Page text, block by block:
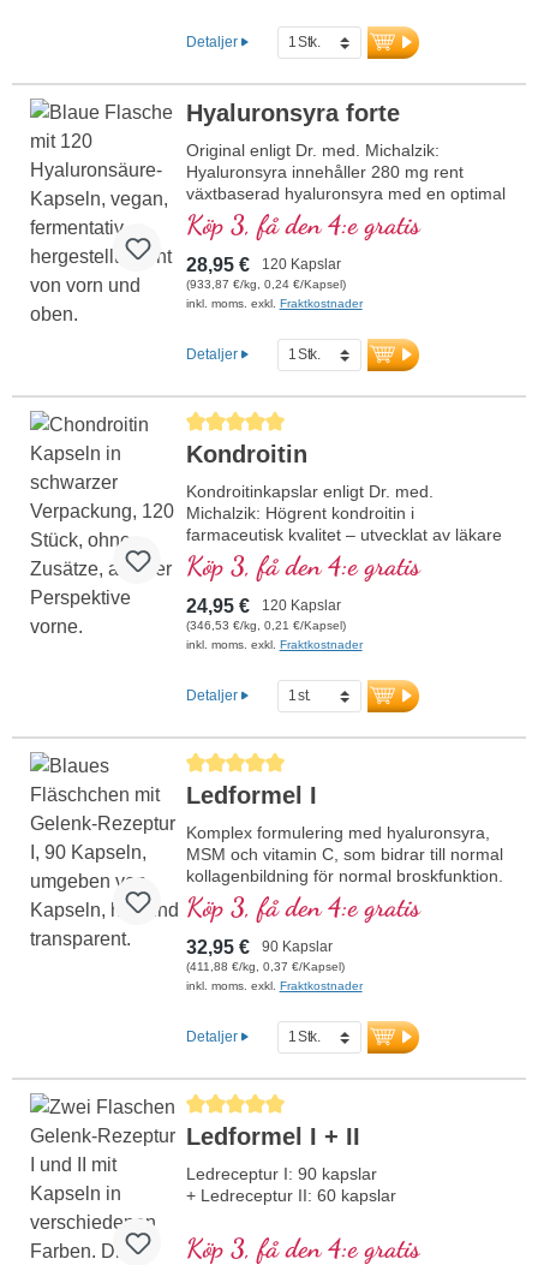
metylbutyrat. Den högkvalitativa
råvarukvaliteten och den rena
idrottsligt sammanhang.
mer information om HMB-pulver
Detaljer
Hyaluronsyra forte
Original enligt Dr. med. Michalzik:
Hyaluronsyra innehåller 280 mg rent
växtbaserad hyaluronsyra med en optimal
partikelstorlek på 500K Dalton per
dagsdos (1 kapsel). Detta högkvalitativa
kosttillskott tillverkas i Tyskland och är fritt
från tillsatser.
Köp 3, få den 4:e gratis
28,95 € 120 Kapslar
(933,87 €/kg, 0,24 €/Kapsel)
inkl. moms. exkl. Fraktkostnader
Detaljer
Genomsnittligt betyg på 5 av 5 stjärnor
Kondroitin
Kondroitinkapslar enligt Dr. med.
Michalzik: Högrent kondroitin i
farmaceutisk kvalitet – utvecklat av läkare
och fritt från alla tillsatser. De högrena
kondroitinkapslarna från Biotikon
innehåller 980 mg till 1960 mg
kondroitinsulfat per dagsdos. Producerat i
Tyskland enligt de striktaste ISO- och
över 20 års erfarenhet av tillverkning av
högkvalitativa vitalämnen.
Mer information om
kondroitinkapslar
Köp 3, få den 4:e gratis
24,95 € 120 Kapslar
(346,53 €/kg, 0,21 €/Kapsel)
inkl. moms. exkl. Fraktkostnader
Detaljer
Genomsnittligt betyg på 5 av 5 stjärnor
Ledformel I
Komplex formulering med hyaluronsyra,
MSM och vitamin C, som bidrar till normal
kollagenbildning för normal broskfunktion.
För specifik tillförsel till broskiga
ledstrukturer i en optimal
sammansättning.
Köp 3, få den 4:e gratis
32,95 € 90 Kapslar
(411,88 €/kg, 0,37 €/Kapsel)
inkl. moms. exkl. Fraktkostnader
Detaljer
Genomsnittligt betyg på 5 av 5 stjärnor
Ledformel I + II
Ledreceptur I: 90 kapslar
+ Ledreceptur II: 60 kapslar
Köp 3, få den 4:e gratis